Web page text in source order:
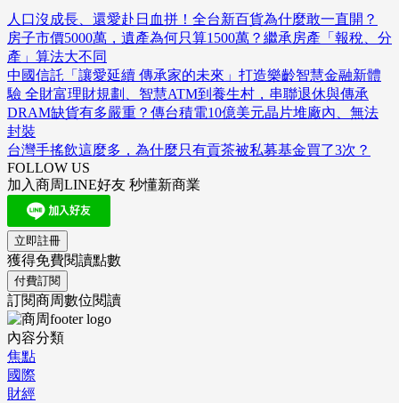
人口沒成長、還愛赴日血拼！全台新百貨為什麼敢一直開？
房子市價5000萬，遺產為何只算1500萬？繼承房產「報稅、分
產」算法大不同
中國信託「讓愛延續 傳承家的未來」打造樂齡智慧金融新體
驗 全財富理財規劃、智慧ATM到養生村，串聯退休與傳承
DRAM缺貨有多嚴重？傳台積電10億美元晶片堆廠內、無法
封裝
台灣手搖飲這麼多，為什麼只有貢茶被私募基金買了3次？
FOLLOW US
加入商周LINE好友 秒懂新商業
立即註冊
獲得免費閱讀點數
付費訂閱
訂閱商周數位閱讀
內容分類
焦點
國際
財經